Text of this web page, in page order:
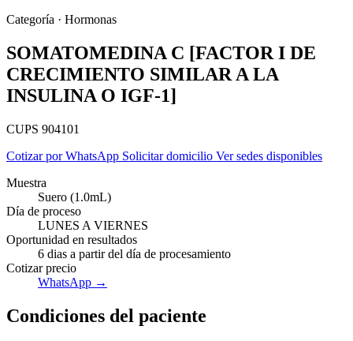
Empresas
Categoría · Hormonas
SOMATOMEDINA C [FACTOR I DE
CRECIMIENTO SIMILAR A LA
INSULINA O IGF-1]
CUPS 904101
Cotizar por WhatsApp Solicitar domicilio Ver sedes disponibles
Muestra
Suero (1.0mL)
Día de proceso
LUNES A VIERNES
Oportunidad en resultados
6 dias a partir del día de procesamiento
Cotizar precio
WhatsApp →
Condiciones del paciente